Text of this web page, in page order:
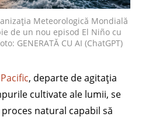
Meteorologică Mondială
de un nou episod El Niño cu
GENERATĂ CU AI (ChatGPT)
, departe de agitația
cultivate ale lumii, se
natural capabil să